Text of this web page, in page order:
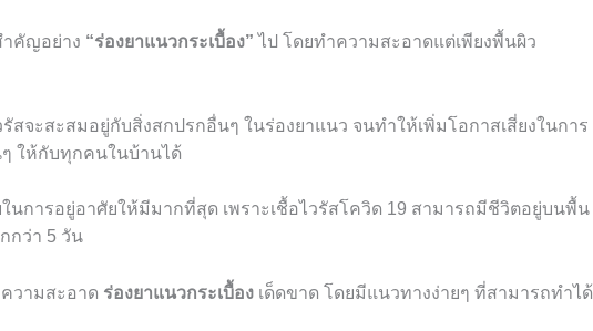
คัญอย่าง “ร่องยาแนวกระเบื้อง” ไป โดยทำความสะอาดแต่เพียงพื้นผิว
สจะสะสมอยู่กับสิ่งสกปรกอื่นๆ ในร่องยาแนว จนทำให้เพิ่มโอกาสเสี่ยงในการ
ให้กับทุกคนในบ้านได้
นการอยู่อาศัยให้มีมากที่สุด เพราะเชื้อไวรัสโควิด 19 สามารถมีชีวิตอยู่บนพื้น
กว่า 5 วัน
วามสะอาด ร่องยาแนวกระเบื้อง เด็ดขาด โดยมีแนวทางง่ายๆ ที่สามารถทำได้